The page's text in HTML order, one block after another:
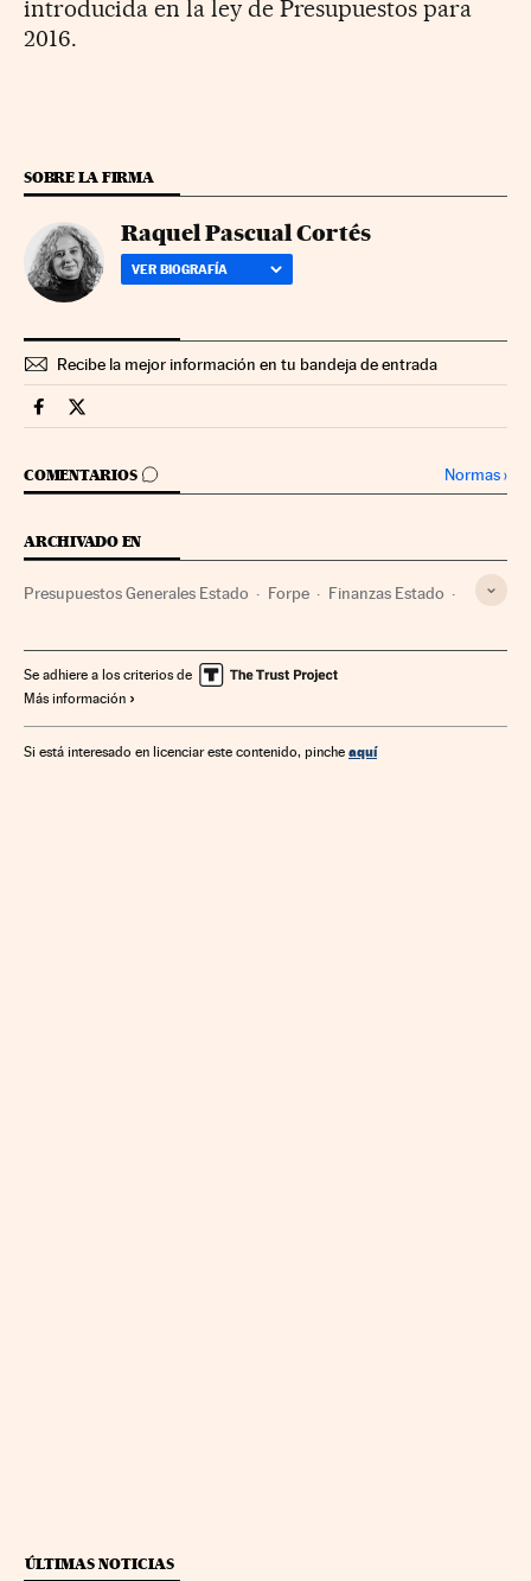
introducida en la ley de Presupuestos para
2016.
SOBRE LA FIRMA
Raquel Pascual Cortés
VER BIOGRAFÍA
Recibe la mejor información en tu bandeja de entrada
Presupuestos Generales Estado Cinco Días en Facebook
Presupuestos Generales Estado Cinco Días en Twitter
COMENTARIOS
IR A LOS COMENTARIOS Normas›
ARCHIVADO EN
Presupuestos Generales Estado Forpe Finanzas Estado
Sindicalismo Medidas fomento empleo
Administración Estado Política laboral
Se adhiere a los criterios de
Más información
Si está interesado en licenciar este contenido, pinche aquí
ÚLTIMAS NOTICIAS